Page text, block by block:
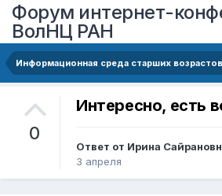
Форум интернет-
ВолНЦ РАН
0
Интересно, есть
Ответ от Ирина
3 апреля